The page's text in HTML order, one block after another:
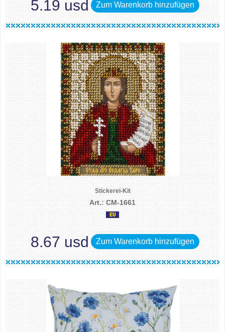
5.19 usd Zum Warenkorb hinzufügen
Stickerei-Kit
Art.: CM-1661
8.67 usd Zum Warenkorb hinzufügen